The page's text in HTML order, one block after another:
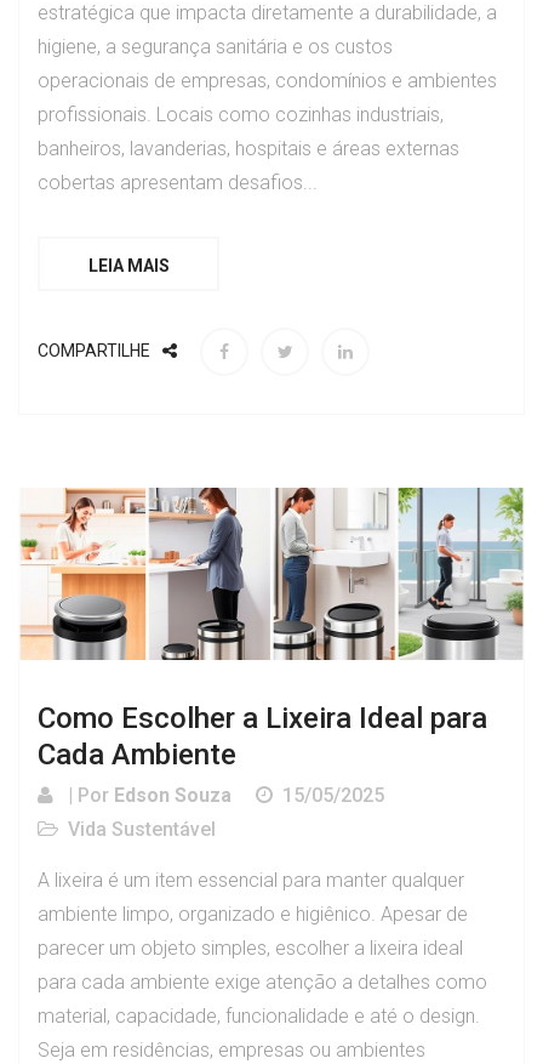
estratégica que impacta diretamente a durabilidade, a
higiene, a segurança sanitária e os custos
operacionais de empresas, condomínios e ambientes
profissionais. Locais como cozinhas industriais,
banheiros, lavanderias, hospitais e áreas externas
cobertas apresentam desafios...
LEIA MAIS
COMPARTILHE
Como Escolher a Lixeira Ideal para
Cada Ambiente
| Por Edson Souza
15/05/2025
Vida Sustentável
A lixeira é um item essencial para manter qualquer
ambiente limpo, organizado e higiênico. Apesar de
parecer um objeto simples, escolher a lixeira ideal
para cada ambiente exige atenção a detalhes como
material, capacidade, funcionalidade e até o design.
Seja em residências, empresas ou ambientes